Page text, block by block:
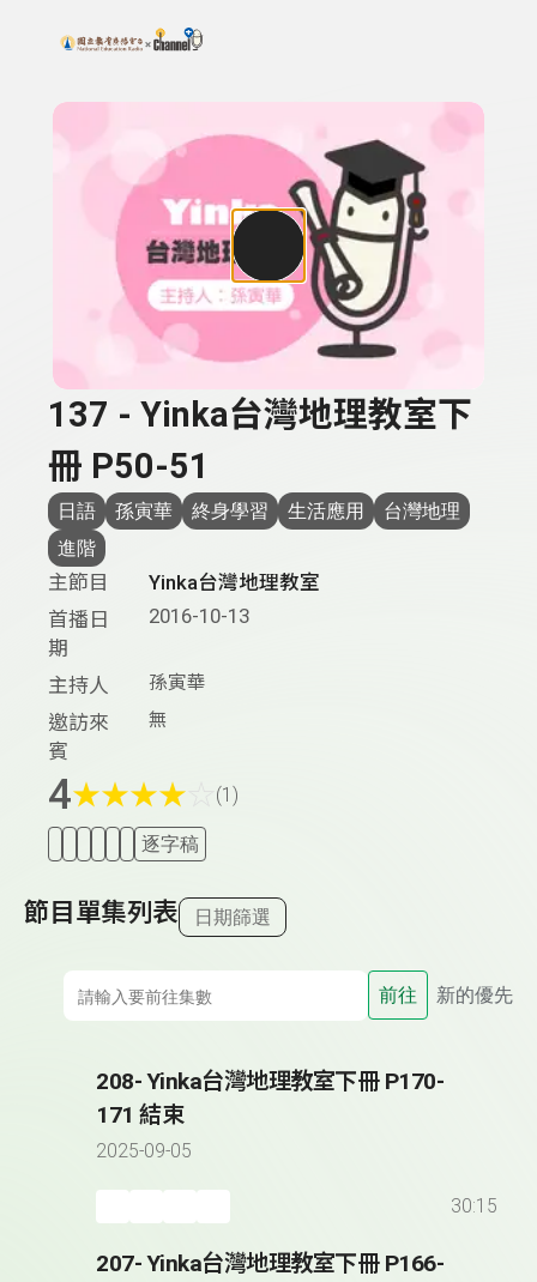
上方功能區塊
搜尋關鍵字：可輸入節目名稱、主持人或關鍵字
137 - Yinka台灣地理教室下
冊 P50-51
日語 孫寅華 終身學習 生活應用
台灣地理
進階
主節目
Yinka台灣地理教室
首播日
期
2016-10-13
主持人 孫寅華
邀訪來
賓
無
4★★★★ (1)
逐字稿
節目單集列表 日期篩選
前往 新的優先
208- Yinka台灣地理教室下冊 P170-
171 結束
2025-09-05
30:15
207- Yinka台灣地理教室下冊 P166-